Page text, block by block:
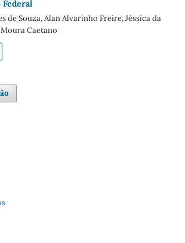
de Souza, Alan Alvarinho Freire, Jéssica da
Caetano